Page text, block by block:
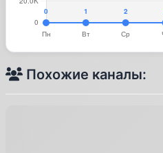
Похожие каналы: